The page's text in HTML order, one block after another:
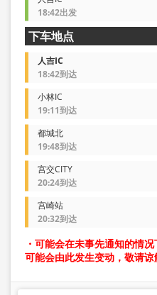
18:42出发
下车地点
人吉IC
18:42到达
小林IC
19:11到达
都城北
19:48到达
宫交CITY
20:24到达
宫崎站
20:32到达
・可能会在未事先通知的情
可能会由此发生变动，敬请谅